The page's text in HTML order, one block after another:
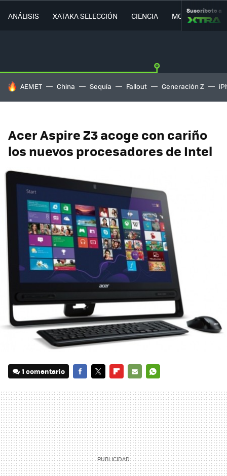
ANÁLISIS XATAKA SELECCIÓN CIENCIA MOVILIDAD
Suscríbete a
HOY SE HABLA DE
AEMET China Sequía Fallout Generación Z
Acer Aspire Z3 acoge con cariño
los nuevos procesadores de Intel
1 comentario
MAIL